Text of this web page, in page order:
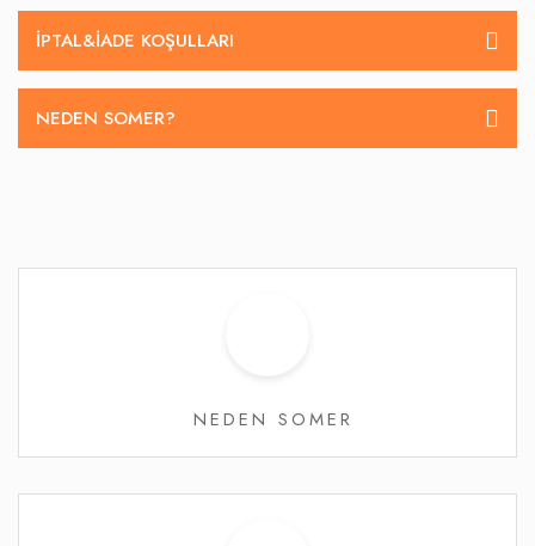
İPTAL&IADE KOŞULLARI
NEDEN SOMER?
NEDEN SOMER